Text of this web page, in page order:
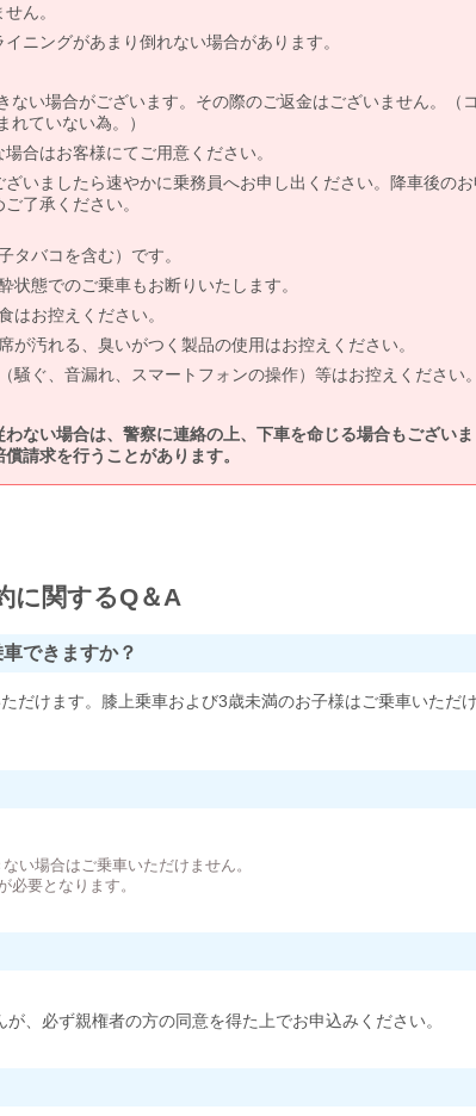
ん。
ニングがあまり倒れない場合があります。
ない場合がございます。その際のご返金はございません。（
ていない為。）
合はお客様にてご用意ください。
いましたら速やかに乗務員へお申し出ください。降車後の
了承ください。
タバコを含む）です。
態でのご乗車もお断りいたします。
はお控えください。
汚れる、臭いがつく製品の使用はお控えください。
騒ぐ、音漏れ、スマートフォンの操作）等はお控えください
ない場合は、警察に連絡の上、下車を命じる場合もございま
請求を行うことがあります。
に関するQ＆A
できますか？
だけます。膝上乗車および3歳未満のお子様はご乗車いただ
い場合はご乗車いただけません。
要となります。
、必ず親権者の方の同意を得た上でお申込みください。